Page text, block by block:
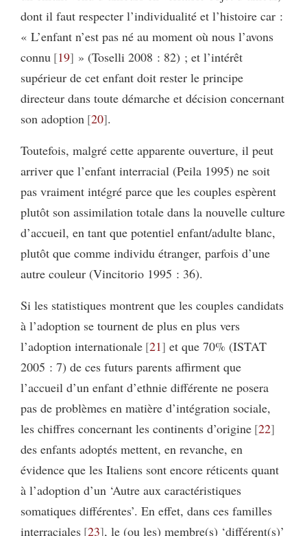
dont il faut respecter l’individualité et l’histoire car :
« L’enfant n’est pas né au moment où nous l’avons
connu 19 » (Toselli 2008 : 82) ; et l’intérêt
supérieur de cet enfant doit rester le principe
directeur dans toute démarche et décision concernant
son adoption 20 .
Toutefois, malgré cette apparente ouverture, il peut
arriver que l’enfant interracial (Peila 1995) ne soit
pas vraiment intégré parce que les couples espèrent
plutôt son assimilation totale dans la nouvelle culture
d’accueil, en tant que potentiel enfant/adulte blanc,
plutôt que comme individu étranger, parfois d’une
autre couleur (Vincitorio 1995 : 36).
Si les statistiques montrent que les couples candidats
à l’adoption se tournent de plus en plus vers
l’adoption internationale 21 et que 70% (ISTAT
2005 : 7) de ces futurs parents affirment que
l’accueil d’un enfant d’ethnie différente ne posera
pas de problèmes en matière d’intégration sociale,
les chiffres concernant les continents d’origine 22
des enfants adoptés mettent, en revanche, en
évidence que les Italiens sont encore réticents quant
à l’adoption d’un ‘Autre aux caractéristiques
somatiques différentes’. En effet, dans ces familles
interraciales 23 , le (ou les) membre(s) ‘différent(s)’